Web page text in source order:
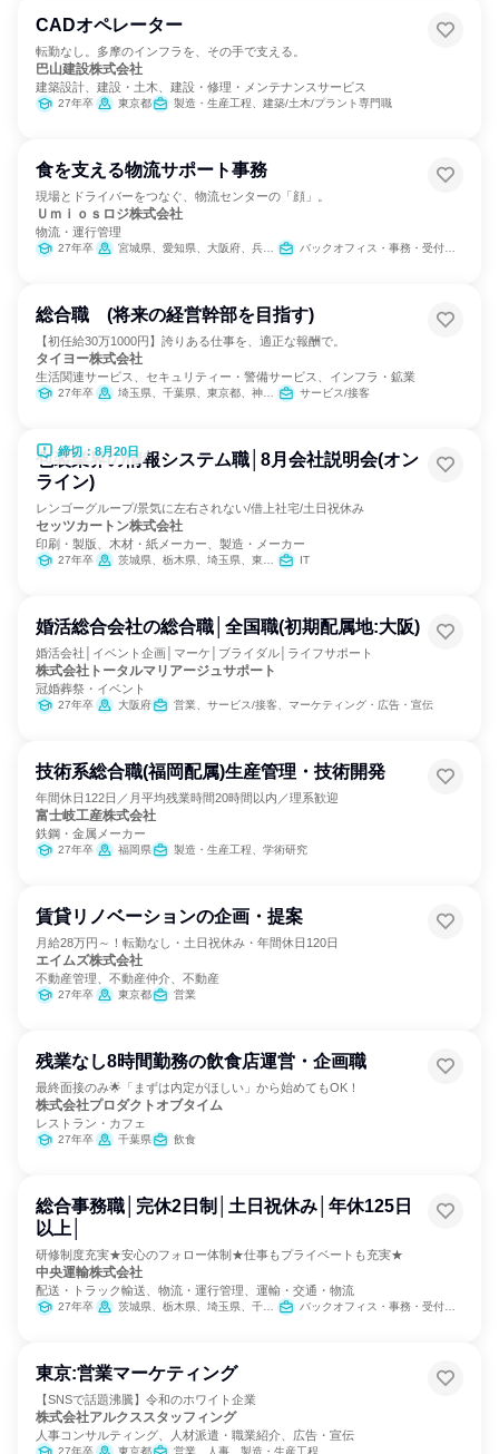
CADオペレーター
転勤なし。多摩のインフラを、その手で支える。
巴山建設株式会社
建築設計、建設・土木、建設・修理・メンテナンスサービス
27年卒 東京都 製造・生産工程、建築/土木/プラント専門職
食を支える物流サポート事務
現場とドライバーをつなぐ、物流センターの「顔」。
Ｕｍｉｏｓロジ株式会社
物流・運行管理
27年卒 宮城県、愛知県、大阪府、兵庫県、山口県、福岡県、佐賀県、長崎県、熊本県、鹿児島県 バックオフィス・事務・受付、SCM/生産管理/購買/物流、製造・生産工程
総合職 (将来の経営幹部を目指す)
【初任給30万1000円】誇りある仕事を、適正な報酬で。
タイヨー株式会社
生活関連サービス、セキュリティー・警備サービス、インフラ・鉱業
27年卒 埼玉県、千葉県、東京都、神奈川県 サービス/接客
締切：8月20日
包装業界の情報システム職│8月会社説明会(オン
ライン)
レンゴーグループ/景気に左右されない/借上社宅/土日祝休み
セッツカートン株式会社
印刷・製版、木材・紙メーカー、製造・メーカー
27年卒 茨城県、栃木県、埼玉県、東京都、新潟県、福井県、岐阜県、愛知県、大阪府、兵庫県、山口県 IT
婚活総合会社の総合職│全国職(初期配属地:大阪)
婚活会社│イベント企画│マーケ│ブライダル│ライフサポート
株式会社トータルマリアージュサポート
冠婚葬祭・イベント
27年卒 大阪府 営業、サービス/接客、マーケティング・広告・宣伝
技術系総合職(福岡配属)生産管理・技術開発
年間休日122日／月平均残業時間20時間以内／理系歓迎
富士岐工産株式会社
鉄鋼・金属メーカー
27年卒 福岡県 製造・生産工程、学術研究
賃貸リノベーションの企画・提案
月給28万円～！転勤なし・土日祝休み・年間休日120日
エイムズ株式会社
不動産管理、不動産仲介、不動産
27年卒 東京都 営業
残業なし8時間勤務の飲食店運営・企画職
最終面接のみ🌟「まずは内定がほしい」から始めてもOK！
株式会社プロダクトオブタイム
レストラン・カフェ
27年卒 千葉県 飲食
総合事務職│完休2日制│土日祝休み│年休125日
以上│
研修制度充実★安心のフォロー体制★仕事もプライベートも充実★
中央運輸株式会社
配送・トラック輸送、物流・運行管理、運輸・交通・物流
27年卒 茨城県、栃木県、埼玉県、千葉県、東京都、神奈川県 バックオフィス・事務・受付、医療/福祉専門職、経理/税務/財務、人事、総務
東京:営業マーケティング
【SNSで話題沸騰】令和のホワイト企業
株式会社アルクススタッフィング
人事コンサルティング、人材派遣・職業紹介、広告・宣伝
27年卒 東京都 営業、人事、製造・生産工程